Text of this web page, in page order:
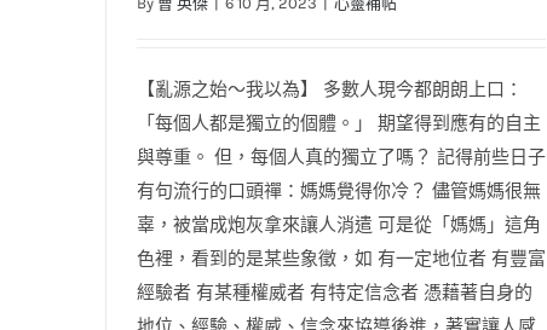
【亂源之始～我以為】 多數人現今都朗朗上口：
「每個人都是獨立的個體。」 期望得到應有的自主
與尊重。 但，每個人真的獨立了嗎？ 記得前些日子
有句流行的口頭禪：媽媽覺得你冷？ 儘管媽媽很無
辜，被當成炮灰拿來讓人消遣 可是從「媽媽」這角
色裡，看到的是某些象徵，如 有一定地位者 有豐富
經驗者 有某種權威者 有特定信念者 憑藉著自身的